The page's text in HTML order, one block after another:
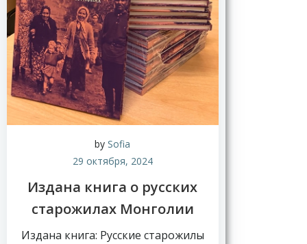
bySofia
29 октября, 2024
Издана книга о русских
старожилах Монголии
Издана книга: Русские старожилы